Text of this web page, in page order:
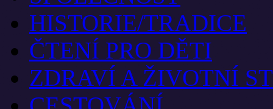
HISTORIE/TRADICE
ČTENÍ PRO DĚTI
ZDRAVÍ A ŽIVOTNÍ